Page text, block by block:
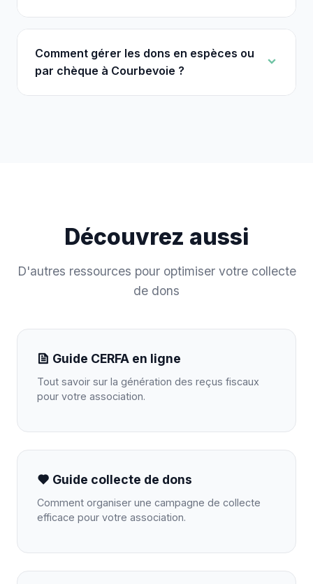
Comment gérer les dons en espèces ou
par chèque à Courbevoie ?
Découvrez aussi
D'autres ressources pour optimiser votre collecte
de dons
Guide CERFA en ligne
Tout savoir sur la génération des reçus fiscaux
pour votre association.
Guide collecte de dons
Comment organiser une campagne de collecte
efficace pour votre association.